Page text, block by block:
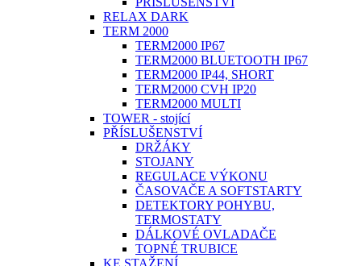
RELAX DARK
TERM 2000
TERM2000 IP67
TERM2000 BLUETOOTH IP67
TERM2000 IP44, SHORT
TERM2000 CVH IP20
TERM2000 MULTI
TOWER - stojící
PŘÍSLUŠENSTVÍ
DRŽÁKY
STOJANY
REGULACE VÝKONU
ČASOVAČE A SOFTSTARTY
DETEKTORY POHYBU,
TERMOSTATY
DÁLKOVÉ OVLADAČE
TOPNÉ TRUBICE
KE STAŽENÍ